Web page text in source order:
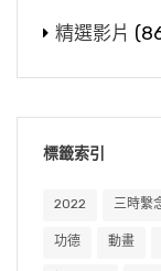
精選影片
標籤索引
2022 三時繫
功德 動畫